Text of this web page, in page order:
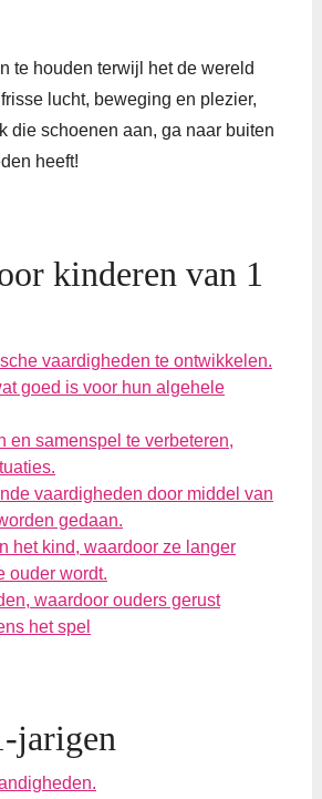
te houden terwijl het de wereld
lucht, beweging en plezier,
die schoenen aan, ga naar buiten
heeft!
kinderen van 1
vaardigheden te ontwikkelen.
goed is voor hun algehele
en samenspel te verbeteren,
vaardigheden door middel van
gedaan.
het kind, waardoor ze langer
ouder wordt.
waardoor ouders gerust
het spel
jarigen